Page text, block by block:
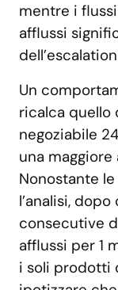
mentre i
afflussi
Un
ricalca quello
negoziabile
una
Nonostante
l’analisi,
consecutive
afflussi per 1
i soli prodotti